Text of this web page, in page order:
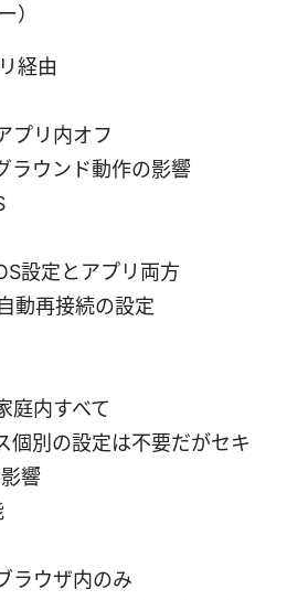
）
経由
プリ内オフ
ラウンド動作の影響
設定とアプリ両方
動再接続の設定
庭内すべて
個別の設定は不要だがセキ
響
ラウザ内のみ